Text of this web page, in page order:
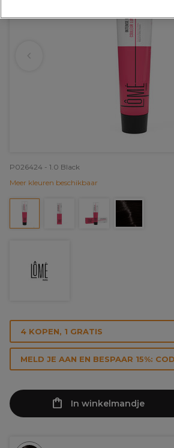
P026424 - 1.0 Black
Meer kleuren beschikbaar
4 KOPEN, 1 GRATIS
MELD JE AAN EN BESPAAR 15%:
In winkelmandje